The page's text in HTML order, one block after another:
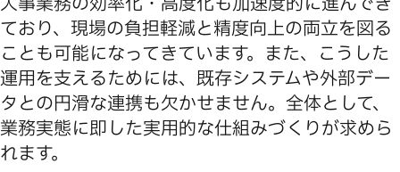
ており、現場の負担軽減と精度向上の両立を図る
ことも可能になってきています。また、こうした
運用を支えるためには、既存システムや外部デー
タとの円滑な連携も欠かせません。全体として、
業務実態に即した実用的な仕組みづくりが求めら
れます。